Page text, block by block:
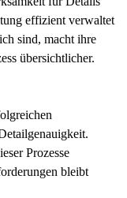
effizient verwaltet
sind, macht ihre
übersichtlicher.
Prozesse
bleibt